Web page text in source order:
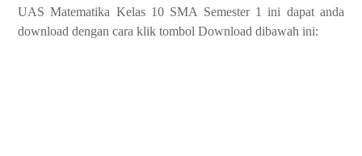
UAS Matematika Kelas 10 SMA Semester 1 ini dapat anda
download dengan cara klik tombol Download dibawah ini: